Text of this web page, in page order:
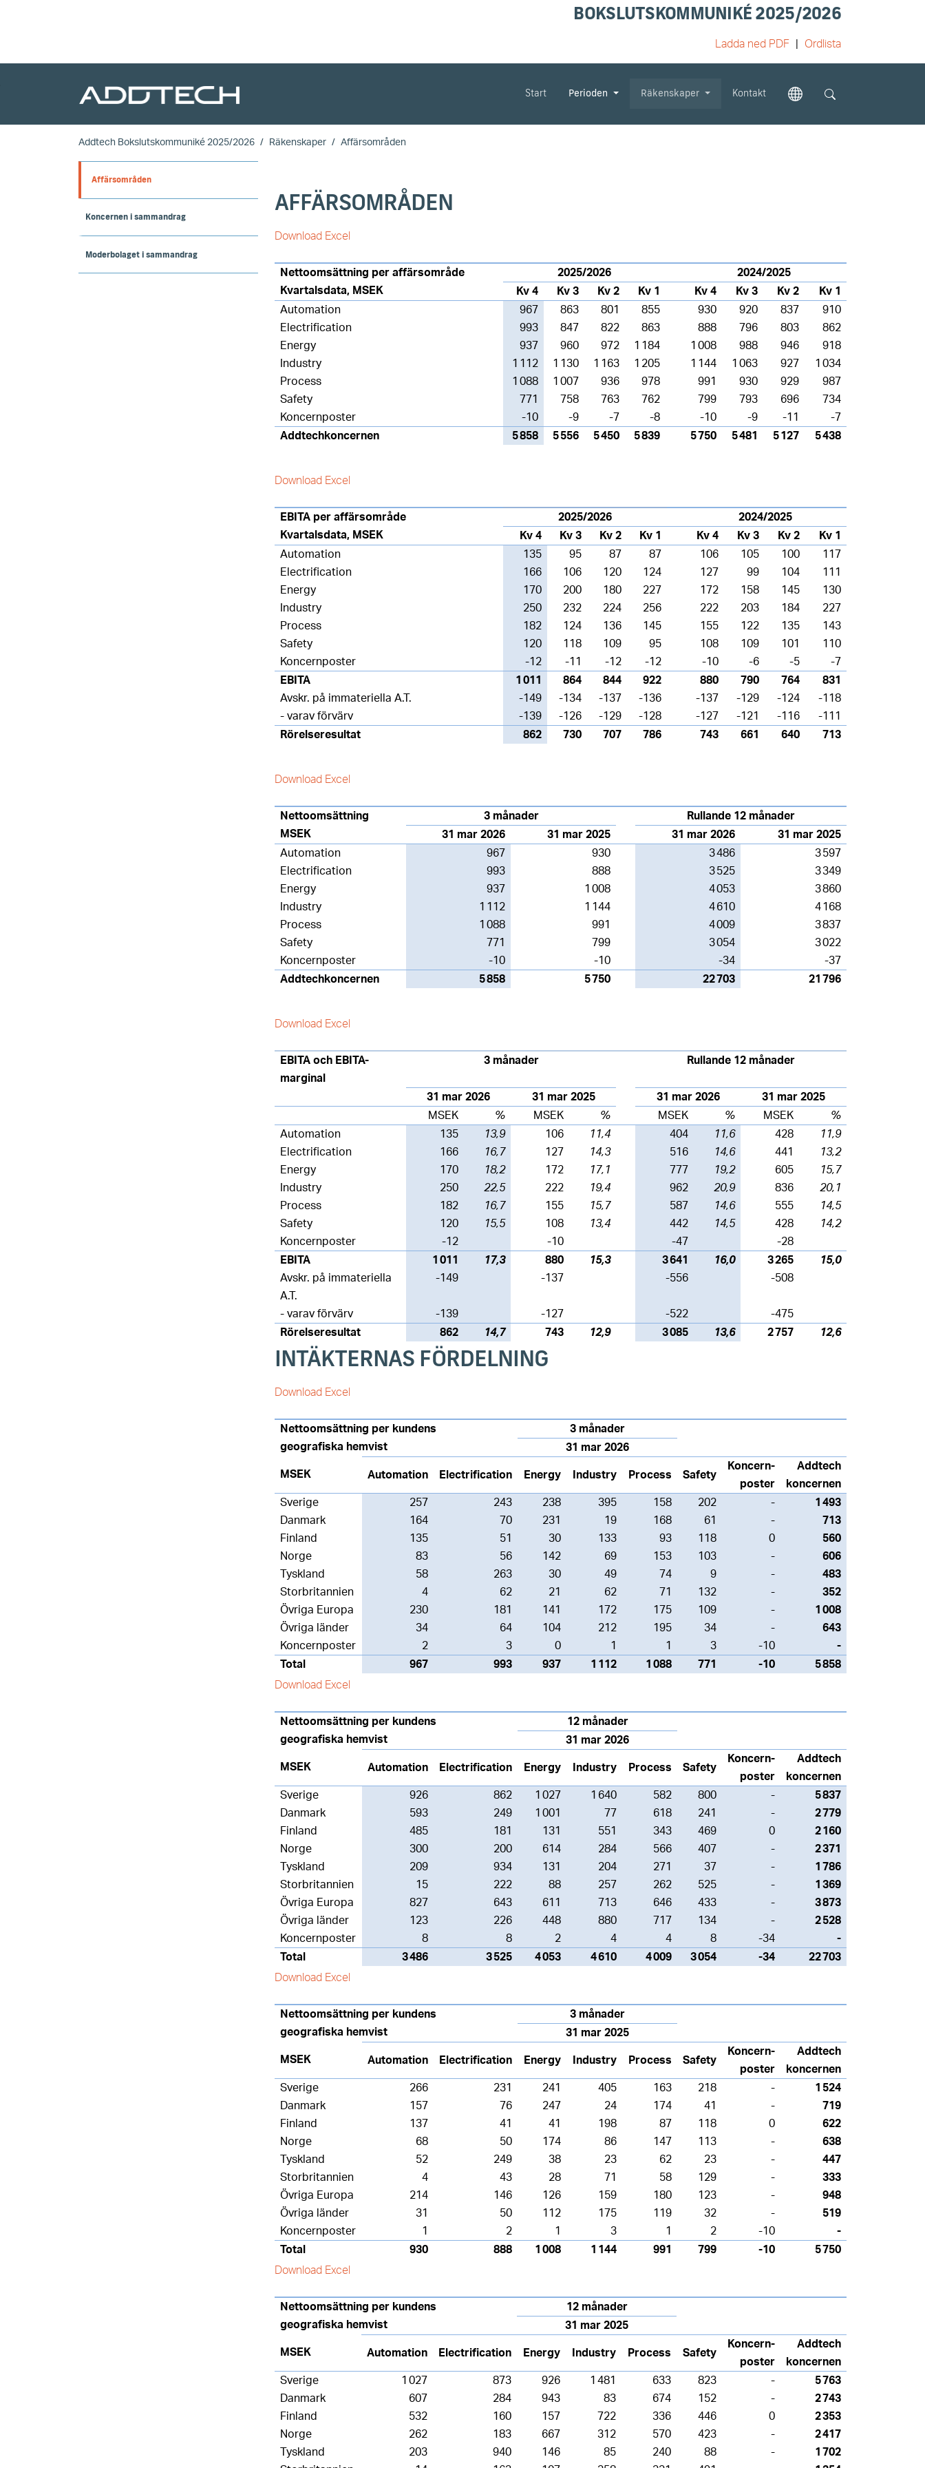
BOKSLUTSKOMMUNIKÉ 2025/2026
Ladda ned PDF Ordlista
Skip to main content Start Perioden Räkenskaper Kontakt
Addtech Bokslutskommuniké 2025/2026 Räkenskaper Affärsområden
Affärsområden
Koncernen i sammandrag
Moderbolaget i sammandrag
AFFÄRSOMRÅDEN
Download Excel
Nettoomsättning per affärsområde 2025/2026
2024/2025
Kvartalsdata, MSEK
Kv 4 Kv 3 Kv 2 Kv 1 Kv 4 Kv 3 Kv 2
Kv 1
Automation
967 863 801 855 930 920 837
910
Electrification
993 847 822 863 888 796 803
862
Energy
937 960 972 1 184 1 008 988 946
918
Industry
1 112 1 130 1 163 1 205 1 144 1 063 927
1 034
Process
1 088 1 007 936 978 991 930 929
987
Safety
771 758 763 762 799 793 696
734
Koncernposter
-10 -9 -7 -8 -10 -9 -11
-7
Addtechkoncernen
5 858 5 556 5 450 5 839 5 750 5 481 5 127 5 438
Download Excel
EBITA per affärsområde 2025/2026
2024/2025
Kvartalsdata, MSEK
Kv 4 Kv 3 Kv 2 Kv 1 Kv 4 Kv 3 Kv 2
Kv 1
Automation
135 95 87 87 106 105 100
117
Electrification
166 106 120 124 127 99 104
111
Energy
170 200 180 227 172 158 145
130
Industry
250 232 224 256 222 203 184
227
Process
182 124 136 145 155 122 135
143
Safety
120 118 109 95 108 109 101
110
Koncernposter
-12 -11 -12 -12 -10 -6 -5
-7
EBITA
1 011 864 844 922 880 790 764
831
Avskr. på immateriella A.T.
-149 -134 -137 -136 -137 -129 -124
-118
- varav förvärv
-139 -126 -129 -128 -127 -121 -116
-111
Rörelseresultat
862 730 707 786 743 661 640 713
Download Excel
Nettoomsättning 3 månader
Rullande 12 månader
MSEK
31 mar 2026 31 mar 2025 31 mar 2026
31 mar 2025
Automation
967 930 3 486
3 597
Electrification
993 888 3 525
3 349
Energy
937 1 008 4 053
3 860
Industry
1 112 1 144 4 610
4 168
Process
1 088 991 4 009
3 837
Safety
771 799 3 054
3 022
Koncernposter
-10 -10 -34
-37
Addtechkoncernen
5 858 5 750 22 703 21 796
Download Excel
EBITA och EBITA-
marginal
3 månader Rullande 12 månader
31 mar 2026 31 mar 2025 31 mar 2026
31 mar 2025
MSEK
% MSEK % MSEK % MSEK
%
Automation
135 13,9 106 11,4 404 11,6 428
11,9
Electrification
166 16,7 127 14,3 516 14,6 441
13,2
Energy
170 18,2 172 17,1 777 19,2 605
15,7
Industry
250 22,5 222 19,4 962 20,9 836
20,1
Process
182 16,7 155 15,7 587 14,6 555
14,5
Safety
120 15,5 108 13,4 442 14,5 428
14,2
Koncernposter
-12 -10 -47
-28
EBITA
1 011 17,3 880 15,3 3 641 16,0 3 265
15,0
Avskr. på immateriella
A.T.
-149 -137 -556 -508
- varav förvärv -139 -127 -522
-475
Rörelseresultat
862 14,7 743 12,9 3 085 13,6 2 757 12,6
INTÄKTERNAS FÖRDELNING
Download Excel
Nettoomsättning per kundens
geografiska hemvist
3 månader
31 mar 2026
MSEK Automation Electrification Energy Industry Process Safety
Koncern-
poster
Addtech
koncernen
Sverige
257 243 238 395 158 202 -
1 493
Danmark
164 70 231 19 168 61 -
713
Finland
135 51 30 133 93 118 0
560
Norge
83 56 142 69 153 103 -
606
Tyskland
58 263 30 49 74 9 -
483
Storbritannien
4 62 21 62 71 132 -
352
Övriga Europa
230 181 141 172 175 109 -
1 008
Övriga länder
34 64 104 212 195 34 -
643
Koncernposter
2 3 0 1 1 3 -10
-
Total
967 993 937 1 112 1 088 771 -10
5 858
Download Excel
Nettoomsättning per kundens
geografiska hemvist
12 månader
31 mar 2026
MSEK Automation Electrification Energy Industry Process Safety
Koncern-
poster
Addtech
koncernen
Sverige
926 862 1 027 1 640 582 800 -
5 837
Danmark
593 249 1 001 77 618 241 -
2 779
Finland
485 181 131 551 343 469 0
2 160
Norge
300 200 614 284 566 407 -
2 371
Tyskland
209 934 131 204 271 37 -
1 786
Storbritannien
15 222 88 257 262 525 -
1 369
Övriga Europa
827 643 611 713 646 433 -
3 873
Övriga länder
123 226 448 880 717 134 -
2 528
Koncernposter
8 8 2 4 4 8 -34
-
Total
3 486 3 525 4 053 4 610 4 009 3 054 -34
22 703
Download Excel
Nettoomsättning per kundens
geografiska hemvist
3 månader
31 mar 2025
MSEK Automation Electrification Energy Industry Process Safety
Koncern-
poster
Addtech
koncernen
Sverige
266 231 241 405 163 218 -
1 524
Danmark
157 76 247 24 174 41 -
719
Finland
137 41 41 198 87 118 0
622
Norge
68 50 174 86 147 113 -
638
Tyskland
52 249 38 23 62 23 -
447
Storbritannien
4 43 28 71 58 129 -
333
Övriga Europa
214 146 126 159 180 123 -
948
Övriga länder
31 50 112 175 119 32 -
519
Koncernposter
1 2 1 3 1 2 -10
-
Total
930 888 1 008 1 144 991 799 -10
5 750
Download Excel
Nettoomsättning per kundens
geografiska hemvist
12 månader
31 mar 2025
MSEK Automation Electrification Energy Industry Process Safety
Koncern-
poster
Addtech
koncernen
Sverige
1 027 873 926 1 481 633 823 -
5 763
Danmark
607 284 943 83 674 152 -
2 743
Finland
532 160 157 722 336 446 0
2 353
Norge
262 183 667 312 570 423 -
2 417
Tyskland
203 940 146 85 240 88 -
1 702